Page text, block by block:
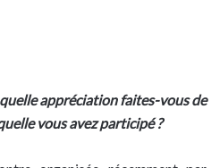
appréciation faites-vous de
vous avez participé ?